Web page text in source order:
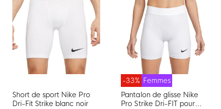
Short de sport Nike Pro
Dri-Fit Strike blanc noir
-33% Femmes
Pantalon de glisse Nike
Pro Strike Dri-FIT pour